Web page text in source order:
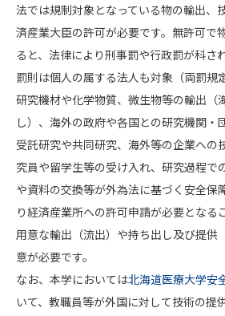
法では規制対象となっている物の輸出、
済産業大臣の許可が必要です。無許可で
ると、法律により刑事罰や行政罰が科さ
罰則は個人の属する法人も対象（両罰規
研究機材や化学物質、微生物等の輸出（
し）、海外の政府や各国との研究機関・
受託研究や共同研究、海外等の企業への
究員や留学生等の受け入れ、研究過程で
や資料の交換等が外為法に基づく安全保
り経済産業所への許可申請が必要となる
用意な輸出（流出）や持ち出し及び提供
意が必要です。
なお、本学においては北海道医療大学安
いて、教職員等が外国に対して技術の提